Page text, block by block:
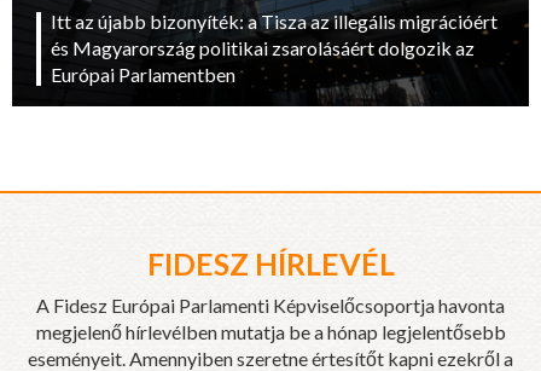
Itt az újabb bizonyíték: a Tisza az illegális migrációért
és Magyarország politikai zsarolásáért dolgozik az
Európai Parlamentben
FIDESZ HÍRLEVÉL
A Fidesz Európai Parlamenti Képviselőcsoportja havonta
megjelenő hírlevélben mutatja be a hónap legjelentősebb
eseményeit. Amennyiben szeretne értesítőt kapni ezekről a